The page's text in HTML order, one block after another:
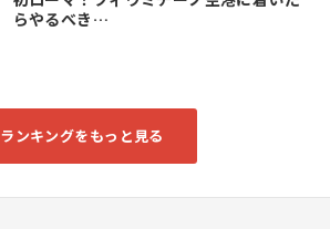
らやるべき…
ランキングをもっと見る